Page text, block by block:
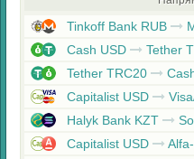
Tinkoff Bank RUB
Cash USD
Tether
Tether TRC20
Capitalist USD
Halyk Bank KZT
Capitalist USD